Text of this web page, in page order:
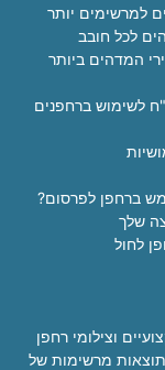
לכל חובב
קבע קנס עד 70,000 ש"ח לשימוש ברחפנים
ברחפן לפרסום?
שלך
לחול
תוצאות מרשימות של